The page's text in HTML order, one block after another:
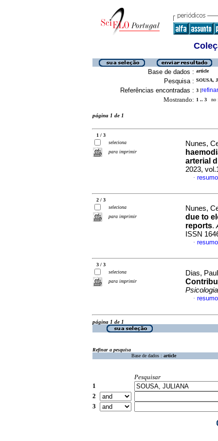
Base de dados : article
Pesquisa : SOUSA,
Referências encontradas : 3 [refinar
Mostrando: 1 .. 3 no
página 1 de 1
1 / 3
seleciona
para imprimir
Nunes,
arterial
2023,
·
2 / 3
seleciona
para imprimir
Nunes,
due to
reports.
ISSN
·
3 / 3
seleciona
para imprimir
Dias,
Psicologia
·
página 1 de 1
Refinar a pesquisa
Base de dados : article
Pesquisar
1
2
3